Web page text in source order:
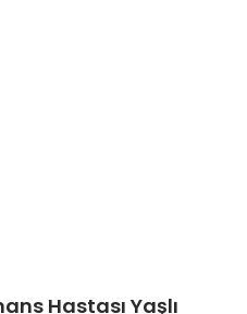
Hastası Yaşlı